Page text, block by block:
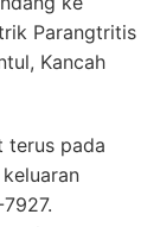
Parangtritis
Kancah
terus pada